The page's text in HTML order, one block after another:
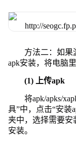
方法二：如果
apk安装，将电脑
(1) 上传apk
将apk/apks/
具”中，点击“安装
夹中，选择需要安
安装。